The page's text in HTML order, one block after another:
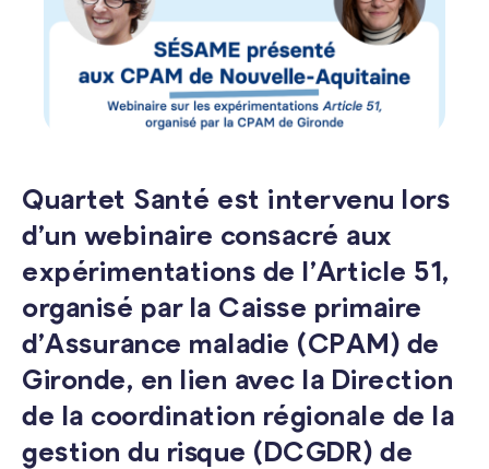
Quartet Santé est intervenu lors
d’un webinaire consacré aux
expérimentations de l’Article 51,
organisé par la Caisse primaire
d’Assurance maladie (CPAM) de
Gironde, en lien avec la Direction
de la coordination régionale de la
gestion du risque (DCGDR) de